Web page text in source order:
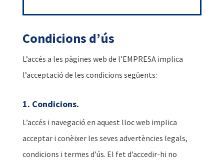
Condicions d’ús
L’accés a les pàgines web de l’EMPRESA implica
l’acceptació de les condicions següents:
1. Condicions.
L’accés i navegació en aquest lloc web implica
acceptar i conèixer les seves advertències legals,
condicions i termes d’ús. El fet d’accedir-hi no